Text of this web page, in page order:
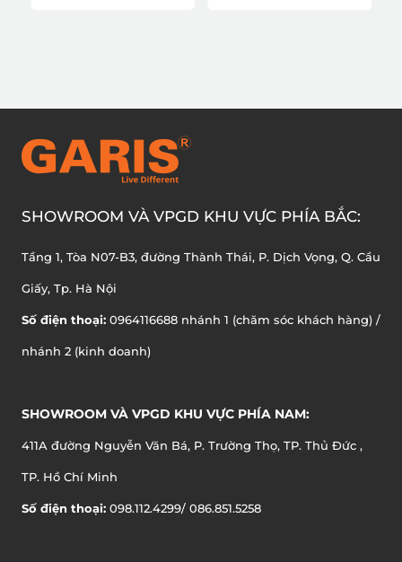
SHOWROOM VÀ VPGD KHU VỰC PHÍA BẮC:
Tầng 1, Tòa N07-B3, đường Thành Thái, P. Dịch Vọng, Q. Cầu
Giấy, Tp. Hà Nội
Số điện thoại: 0964116688 nhánh 1 (chăm sóc khách hàng) /
nhánh 2 (kinh doanh)
SHOWROOM VÀ VPGD KHU VỰC PHÍA NAM:
411A đường Nguyễn Văn Bá, P. Trường Thọ, TP. Thủ Đức ,
TP. Hồ Chí Minh
Số điện thoại: 098.112.4299/ 086.851.5258